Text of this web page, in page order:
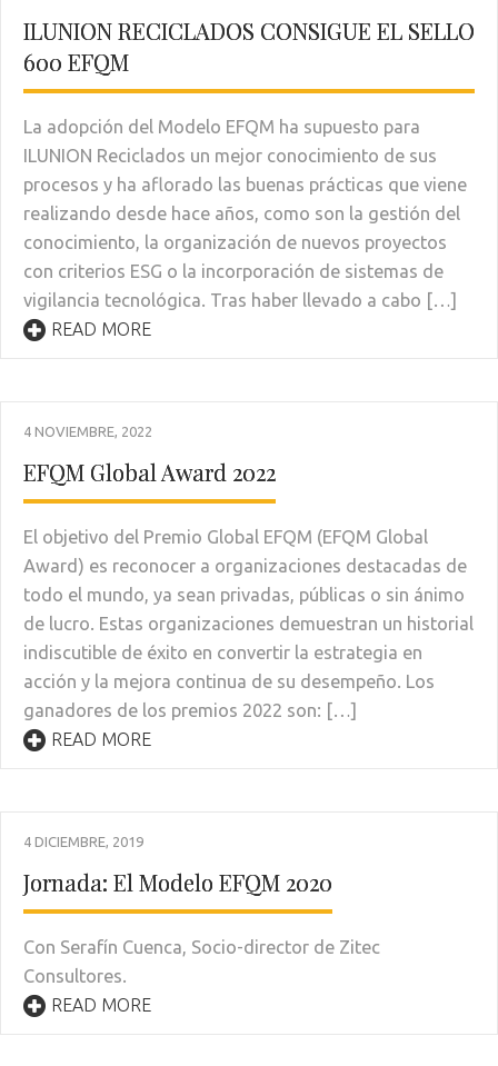
ILUNION RECICLADOS CONSIGUE EL SELLO
600 EFQM
La adopción del Modelo EFQM ha supuesto para
ILUNION Reciclados un mejor conocimiento de sus
procesos y ha aflorado las buenas prácticas que viene
realizando desde hace años, como son la gestión del
conocimiento, la organización de nuevos proyectos
con criterios ESG o la incorporación de sistemas de
vigilancia tecnológica. Tras haber llevado a cabo […]
READ MORE
4 NOVIEMBRE, 2022
EFQM Global Award 2022
El objetivo del Premio Global EFQM (EFQM Global
Award) es reconocer a organizaciones destacadas de
todo el mundo, ya sean privadas, públicas o sin ánimo
de lucro. Estas organizaciones demuestran un historial
indiscutible de éxito en convertir la estrategia en
acción y la mejora continua de su desempeño. Los
ganadores de los premios 2022 son: […]
READ MORE
4 DICIEMBRE, 2019
Jornada: El Modelo EFQM 2020
Con Serafín Cuenca, Socio-director de Zitec
Consultores.
READ MORE